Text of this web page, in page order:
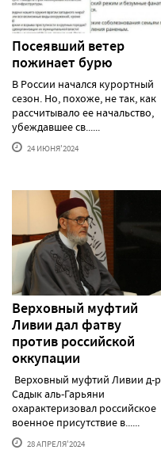
Посеявший ветер
пожинает бурю
В России начался курортный
сезон. Но, похоже, не так, как
рассчитывало ее начальство,
убеждавшее св......
24 ИЮНЯ'2024
Верховный муфтий
Ливии дал фатву
против российской
оккупации
Верховный муфтий Ливии д-р
Садык аль-Гарьяни
охарактеризовал российское
военное присутствие в......
28 АПРЕЛЯ'2024